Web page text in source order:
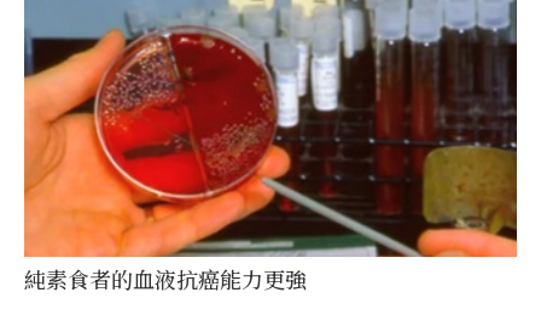
純素食者的血液抗癌能力更強